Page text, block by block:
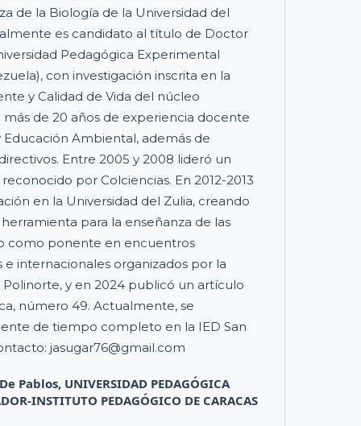
de la Biología de la Universidad del
es candidato al título de Doctor
Pedagógica Experimental
con investigación inscrita en la
y Calidad de Vida del núcleo
de 20 años de experiencia docente
Educación Ambiental, además de
Entre 2005 y 2008 lideró un
por Colciencias. En 2012-2013
en la Universidad del Zulia, creando
para la enseñanza de las
como ponente en encuentros
internacionales organizados por la
y en 2024 publicó un artículo
número 49. Actualmente, se
de tiempo completo en la IED San
jasugar76@gmail.com
Pablos, UNIVERSIDAD PEDAGÓGICA
INSTITUTO PEDAGÓGICO DE CARACAS